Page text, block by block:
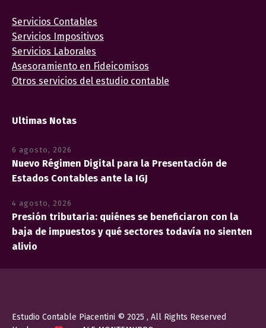
Servicios Contables
Servicios Impositivos
Servicios Laborales
Asesoramiento en Fideicomisos
Otros servicios del estudio contable
Ultimas Notas
6 agosto, 2026
Nuevo Régimen Digital para la Presentación de
Estados Contables ante la IGJ
4 agosto, 2026
Presión tributaria: quiénes se beneficiaron con la
baja de impuestos y qué sectores todavía no sienten
alivio
Estudio Contable Piacentini © 2025 , All Rights Reserved